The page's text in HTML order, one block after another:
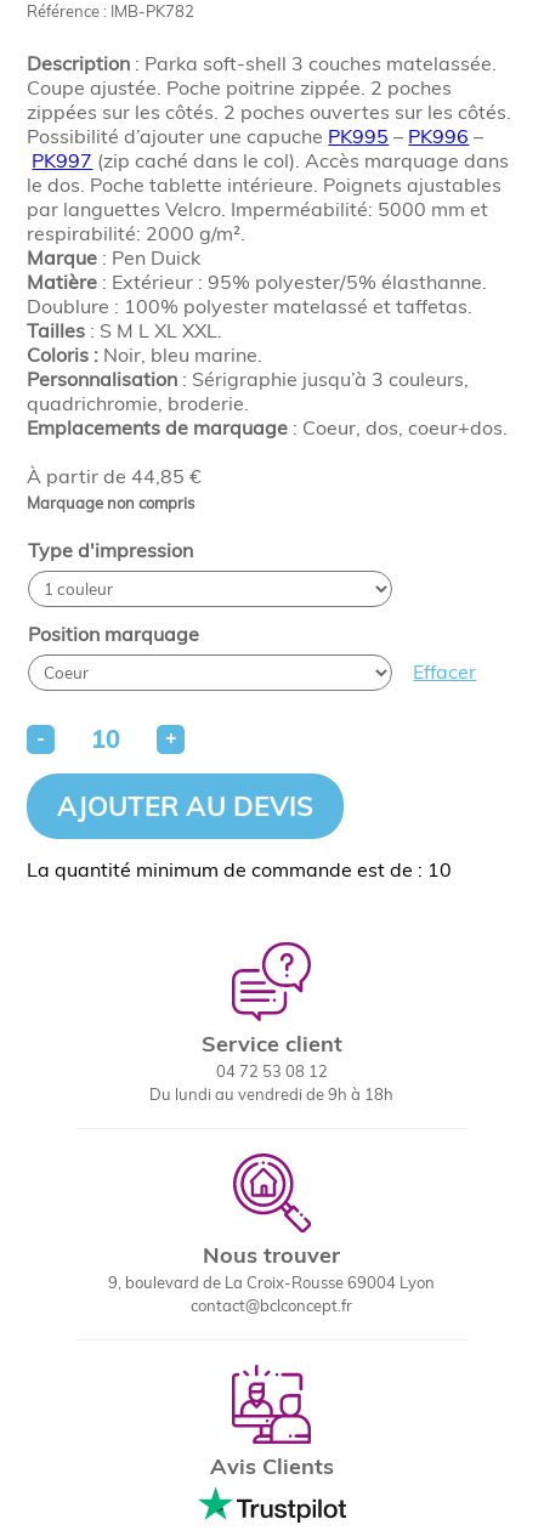
Référence : IMB-PK782
À partir de 44,85 €
Marquage non compris
Description : Parka soft-shell 3 couches matelassée.
Coupe ajustée. Poche poitrine zippée. 2 poches
zippées sur les côtés. 2 poches ouvertes sur les côtés.
Possibilité d’ajouter une capuche PK995 – PK996 –
PK997 (zip caché dans le col). Accès marquage dans
le dos. Poche tablette intérieure. Poignets ajustables
par languettes Velcro. Imperméabilité: 5000 mm et
respirabilité: 2000 g/m².
Marque : Pen Duick
Matière : Extérieur : 95% polyester/5% élasthanne.
Doublure : 100% polyester matelassé et taffetas.
Tailles : S M L XL XXL.
Coloris : Noir, bleu marine.
Personnalisation : Sérigraphie jusqu’à 3 couleurs,
quadrichromie, broderie.
Emplacements de marquage : Coeur, dos, coeur+dos.
Type d'impression
Position marquage
Effacer
- +
AJOUTER AU DEVIS
La quantité minimum de commande est de : 10
Service client
04 72 53 08 12
Du lundi au vendredi de 9h à 18h
Nous trouver
9, boulevard de La Croix-Rousse 69004 Lyon
contact@bclconcept.fr
Avis Clients